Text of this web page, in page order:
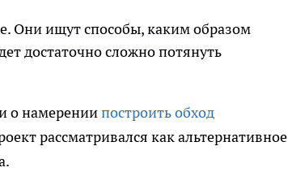
Они ищут способы, каким образом
достаточно сложно потянуть
о намерениипостроить обход
рассматривался как альтернативное